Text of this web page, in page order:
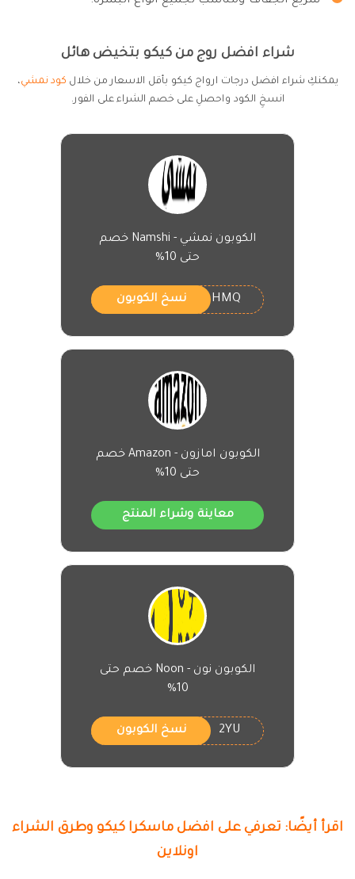
شراء افضل روج من كيكو بتخيض هائل
يمكنكِ شراء افضل درجات ارواج كيكو بأقل الاسعار من خلال كود نمشي،
انسخِ الكود واحصلِ على خصم الشراء على الفور.
الكوبون نمشي - Namshi خصم
حتى 10%
HMQ نسخ الكوبون
الكوبون امازون - Amazon خصم
حتى 10%
معاينة وشراء المنتج
الكوبون نون - Noon خصم حتى
10%
2YU نسخ الكوبون
اقرأ أيضًا: تعرفي على افضل ماسكرا كيكو وطرق الشراء
اونلاين